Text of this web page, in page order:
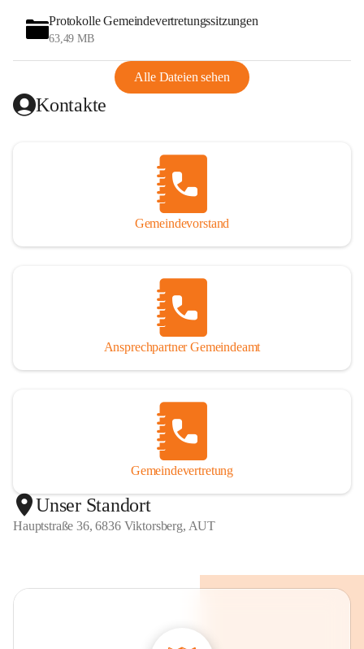
Protokolle Gemeindevertretungssitzungen
63,49 MB
Alle Dateien sehen
Kontakte
Gemeindevorstand
Ansprechpartner Gemeindeamt
Gemeindevertretung
Unser Standort
Hauptstraße 36, 6836 Viktorsberg, AUT